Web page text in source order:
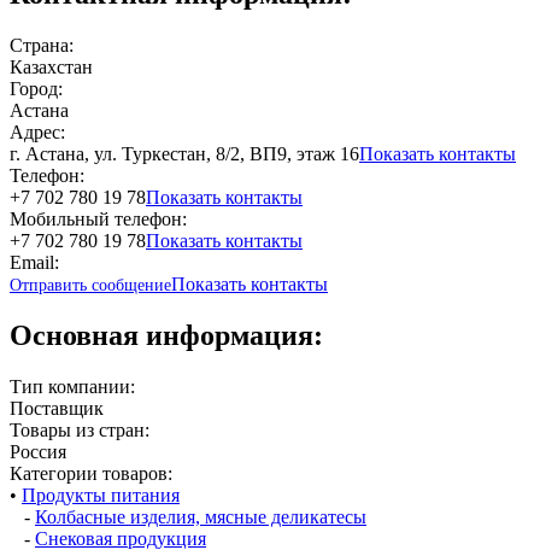
Страна:
Казахстан
Город:
Астана
Адрес:
г. Астана, ул. Туркестан, 8/2, ВП9, этаж 16Показать контакты
Телефон:
+7 702 780 19 78Показать контакты
Мобильный телефон:
+7 702 780 19 78Показать контакты
Email:
Отправить сообщениеПоказать контакты
Основная информация:
Тип компании:
Поставщик
Товары из стран:
Россия
Категории товаров:
• Продукты питания
- Колбасные изделия, мясные деликатесы
- Снековая продукция